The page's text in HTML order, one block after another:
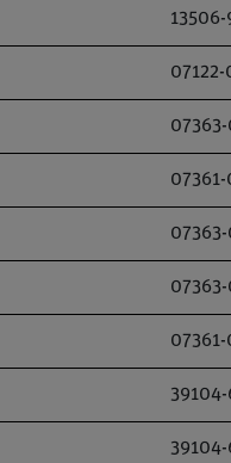
13506-
07122-
07363-
07361-
07363-
39104-